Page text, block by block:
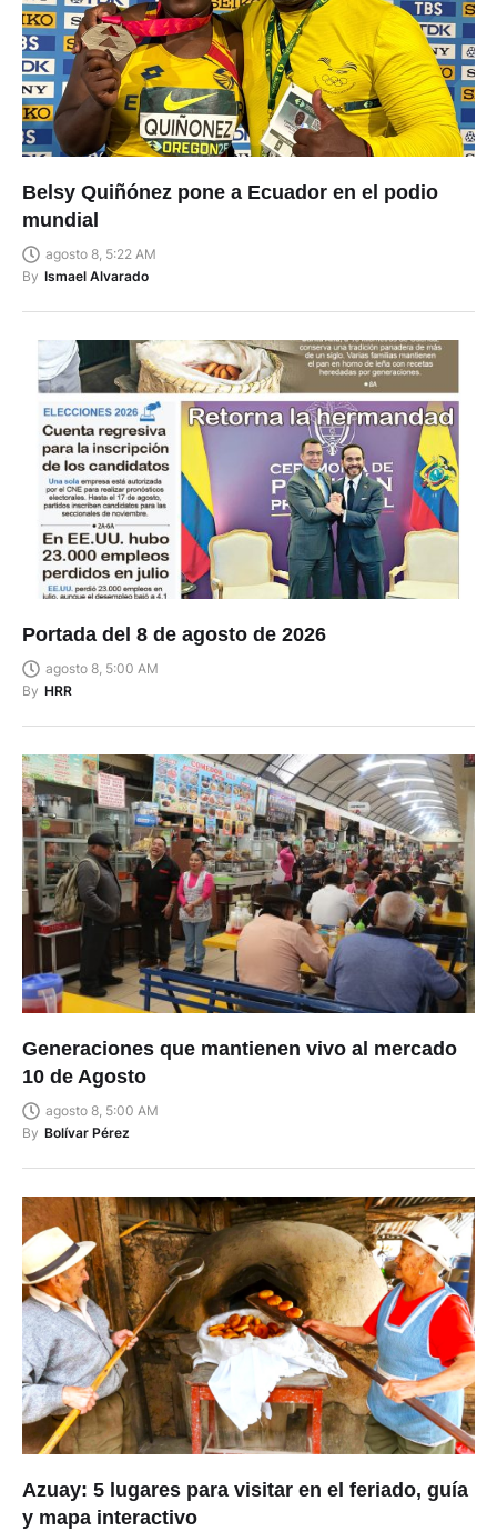
Belsy Quiñónez pone a Ecuador en el podio
mundial
agosto 8, 5:22 AM
By Ismael Alvarado
Portada del 8 de agosto de 2026
agosto 8, 5:00 AM
By HRR
Generaciones que mantienen vivo al mercado
10 de Agosto
agosto 8, 5:00 AM
By Bolívar Pérez
Azuay: 5 lugares para visitar en el feriado, guía
y mapa interactivo